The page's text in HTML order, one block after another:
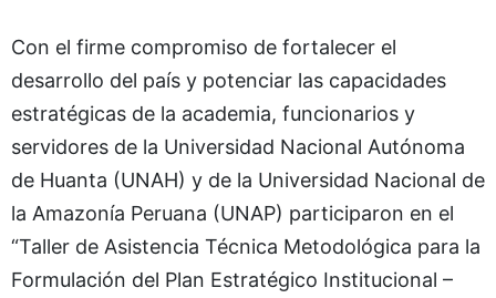
Con el firme compromiso de fortalecer el
desarrollo del país y potenciar las capacidades
estratégicas de la academia, funcionarios y
servidores de la Universidad Nacional Autónoma
de Huanta (UNAH) y de la Universidad Nacional de
la Amazonía Peruana (UNAP) participaron en el
“Taller de Asistencia Técnica Metodológica para la
Formulación del Plan Estratégico Institucional –